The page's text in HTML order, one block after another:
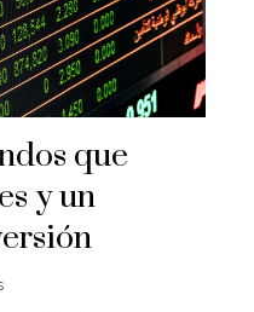
que
y un